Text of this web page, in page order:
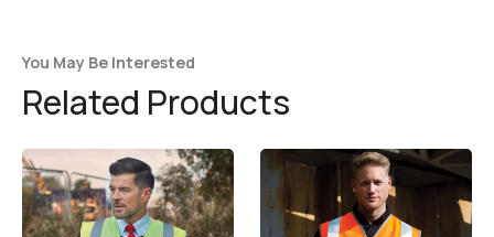
You May Be Interested
Related Products